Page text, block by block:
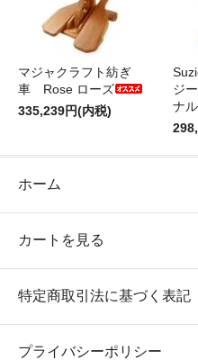
マジャクラフト紡ぎ
車 Rose ローズ
335,239円(内税)
ジ
ナル
ホーム
カートを見る
特定商取引法に基づく表記
プライバシーポリシー